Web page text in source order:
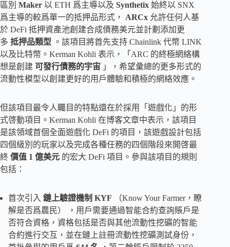
區別 Maker 以 ETH 爲主導以及 Synthetix 始終以 SNX
爲主導的較爲單一的抵押品形式， ARCx 允許任何人基
於 DeFi 抵押資產池創建合成債務美元並計劃添加更
多 抵押品類型 。該項目將首先支持 Chainlink 代幣 LINK
以及比特幣。Kerman Kohli 表示，「ARC 的終極網絡構
想是創建 可發行債務的宇宙 」，希望彙總的更多形式的
流動性模型以創建更好的用戶體驗和積極的網絡效應。
但該項目最令人矚目的特點還在於採用「遊戲化」的形
式啓動項目。Kerman Kohli 在博客文章中表示，該項目
是該領域首個全面遊戲化 DeFi 的項目，該遊戲設計包括
四個級別的玩家以及完成各種任務的四個階段來開啓最
終 價值 1 億美元 的宏大 DeFi 項目。參與該項目的規則
包括：
首次引入 鏈上驗證機制 KYF （Know Your Farmer，瞭
解是否爲農民） ，用戶需要通過智能合約查詢賬戶是
否符合資格，資格包括是否與其他流動性挖礦的智能
合約進行交互，並在鏈上註冊流動性挖礦測試身份，